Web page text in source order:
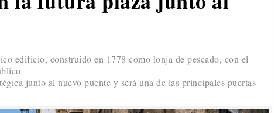
edificio, construido en 1778 como lonja de pescado, con el
junto al nuevo puente y será una de las principales puertas